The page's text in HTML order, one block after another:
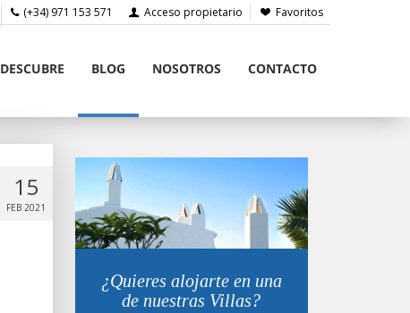
Favoritos
Acceso propietario
(+34) 971 153 571
DESCUBRE BLOG NOSOTROS CONTACTO
15
FEB 2021
¿Quieres alojarte en una
de nuestras Villas?